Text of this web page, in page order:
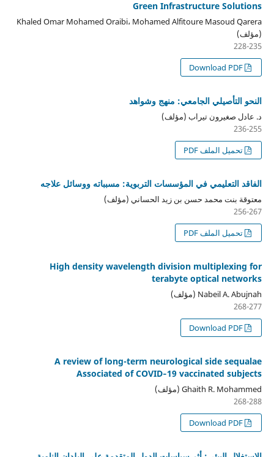
Green Infrastructure Solutions
Khaled Omar Mohamed Oraibi، Mohamed Alfitoure Masoud Qarera
(مؤلف)
228-235
Download PDF
النحو التأصيلي الجامعي: منهج وشواهد
د. عادل صغيرون تيراب (مؤلف)
236-255
تحميل الملف PDF
الفاقد التعليمي في المؤسسات التربوية: مسبباته ووسائل علاجه
معتوقة بنت محمد حسن بن زيد الحساني (مؤلف)
256-267
تحميل الملف PDF
High density wavelength division multiplexing for
terabyte optical networks
Nabeil A. Abujnah (مؤلف)
268-277
Download PDF
A review of long-term neurological side sequalae
Associated of COVID‑19 vaccinated subjects
Ghaith R. Mohammed (مؤلف)
268-288
Download PDF